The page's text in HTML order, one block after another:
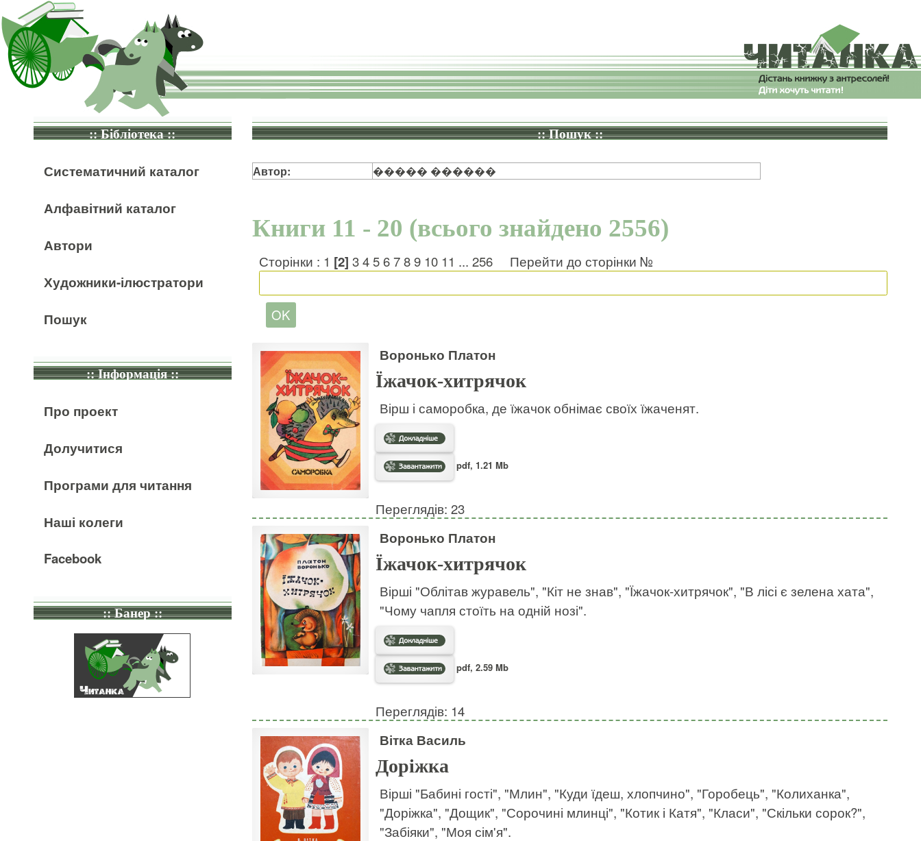
:: Бібліотека ::
Систематичний каталог
Алфавітний каталог
Автори
Художники-ілюстратори
Пошук
:: Інформація ::
Про проект
Долучитися
Програми для читання
Наші колеги
Facebook
:: Банер ::
:: Пошук ::
Автор: ����� ������
Книги 11 - 20 (всього знайдено 2556)
Сторінки : 1 [2] 3 4 5 6 7 8 9 10 11 ... 256 Перейти до сторінки №
Воронько Платон
Їжачок-хитрячок
Вірш і саморобка, де їжачок обнімає своїх їжаченят.
pdf, 1.21 Mb
Переглядів: 23
Воронько Платон
Їжачок-хитрячок
Вірші "Облітав журавель", "Кіт не знав", "Їжачок-хитрячок", "В лісі є зелена хата",
"Чому чапля стоїть на одній нозі".
pdf, 2.59 Mb
Переглядів: 14
Вітка Василь
Доріжка
Вірші "Бабині гості", "Млин", "Куди їдеш, хлопчино", "Горобець", "Колиханка",
"Доріжка", "Дощик", "Сорочині млинці", "Котик і Катя", "Класи", "Скільки сорок?",
"Забіяки", "Моя сім'я".